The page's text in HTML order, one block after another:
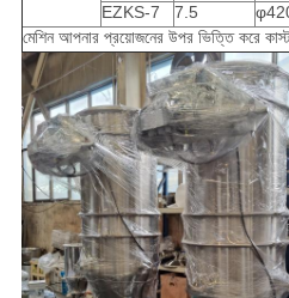
EZKS-7
7.5
মেশিন আপনার প্রয়োজনের উপর ভিত্তি করে